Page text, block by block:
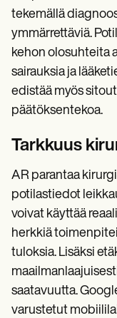
tekemällä
ymmärrettäviä.
kehon olosuhteita
sairauksia ja
edistää myös
päätöksentekoa.
Tarkkuus
AR parantaa
potilastiedot
voivat käyttää
herkkiä
tuloksia. Lisäksi
saatavuutta.
varustetut